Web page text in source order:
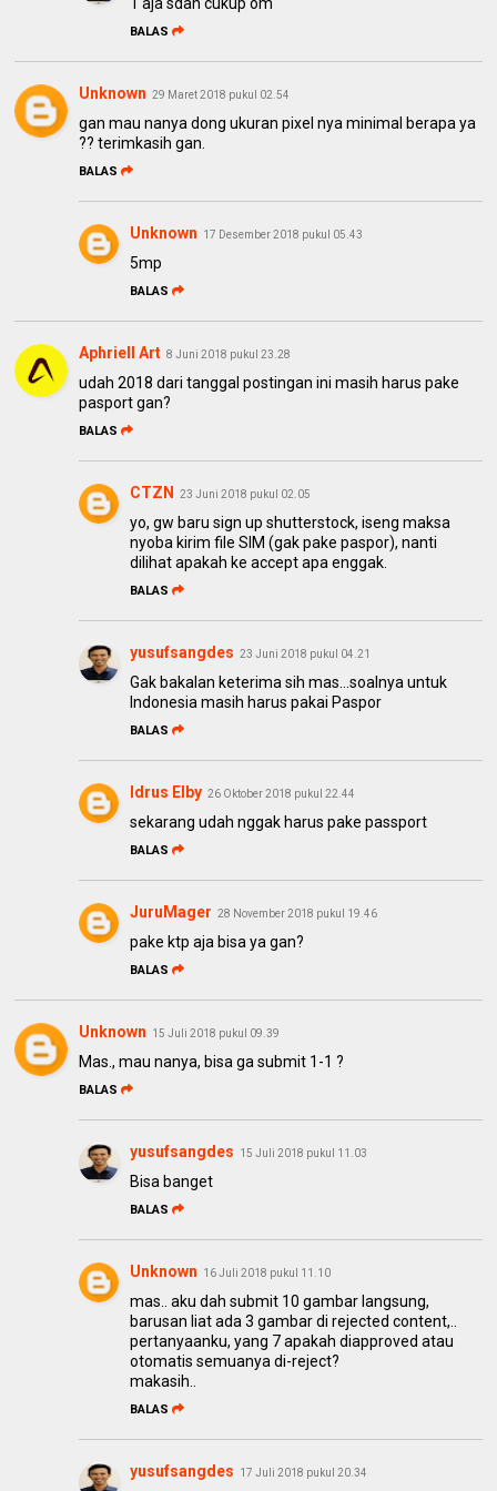
1 aja sdah cukup om
BALAS
Unknown 29 Maret 2018 pukul 02.54
gan mau nanya dong ukuran pixel nya minimal berapa ya
?? terimkasih gan.
BALAS
Unknown 17 Desember 2018 pukul 05.43
5mp
BALAS
Aphriell Art 8 Juni 2018 pukul 23.28
udah 2018 dari tanggal postingan ini masih harus pake
pasport gan?
BALAS
CTZN 23 Juni 2018 pukul 02.05
yo, gw baru sign up shutterstock, iseng maksa
nyoba kirim file SIM (gak pake paspor), nanti
dilihat apakah ke accept apa enggak.
BALAS
yusufsangdes 23 Juni 2018 pukul 04.21
Gak bakalan keterima sih mas...soalnya untuk
Indonesia masih harus pakai Paspor
BALAS
Idrus Elby 26 Oktober 2018 pukul 22.44
sekarang udah nggak harus pake passport
BALAS
JuruMager 28 November 2018 pukul 19.46
pake ktp aja bisa ya gan?
BALAS
Unknown 15 Juli 2018 pukul 09.39
Mas., mau nanya, bisa ga submit 1-1 ?
BALAS
yusufsangdes 15 Juli 2018 pukul 11.03
Bisa banget
BALAS
Unknown 16 Juli 2018 pukul 11.10
mas.. aku dah submit 10 gambar langsung,
barusan liat ada 3 gambar di rejected content,..
pertanyaanku, yang 7 apakah diapproved atau
otomatis semuanya di-reject?
makasih..
BALAS
yusufsangdes 17 Juli 2018 pukul 20.34